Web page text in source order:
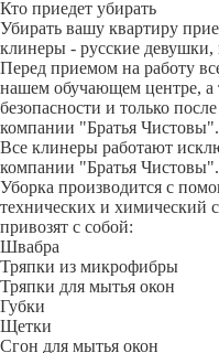
Кто приедет убирать
Убирать вашу квартиру
клинеры - русские девушки,
Перед приемом на работу
нашем обучающем центре, а
безопасности и только
компании "Братья Чистовы".
Все клинеры работают
компании "Братья Чистовы".
Уборка производится с
технических и химический
привозят с собой:
Швабра
Тряпки из микрофибры
Тряпки для мытья окон
Губки
Щетки
Сгон для мытья окон